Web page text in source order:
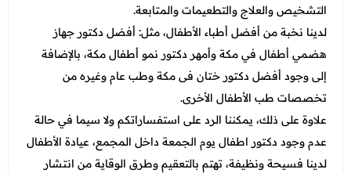
التشخيص والعلاج والتطعيمات والمتابعة.
لدينا نخبة من أفضل أطباء الأطفال، مثل: أفضل دكتور جهاز
هضمي أطفال في مكة وأمهر دكتور نمو أطفال مكة، بالإضافة
إلى وجود أفضل دكتور ختان فى مكة وطب عام وغيره من
تخصصات طب الأطفال الأخرى.
علاوة على ذلك، يمكننا الرد على استفساراتكم ولا سيما في حالة
عدم وجود دكتور اطفال يوم الجمعة داخل المجمع، عيادة الأطفال
لدينا فسيحة ونظيفة، تهتم بالتعقيم وطرق الوقاية من انتشار